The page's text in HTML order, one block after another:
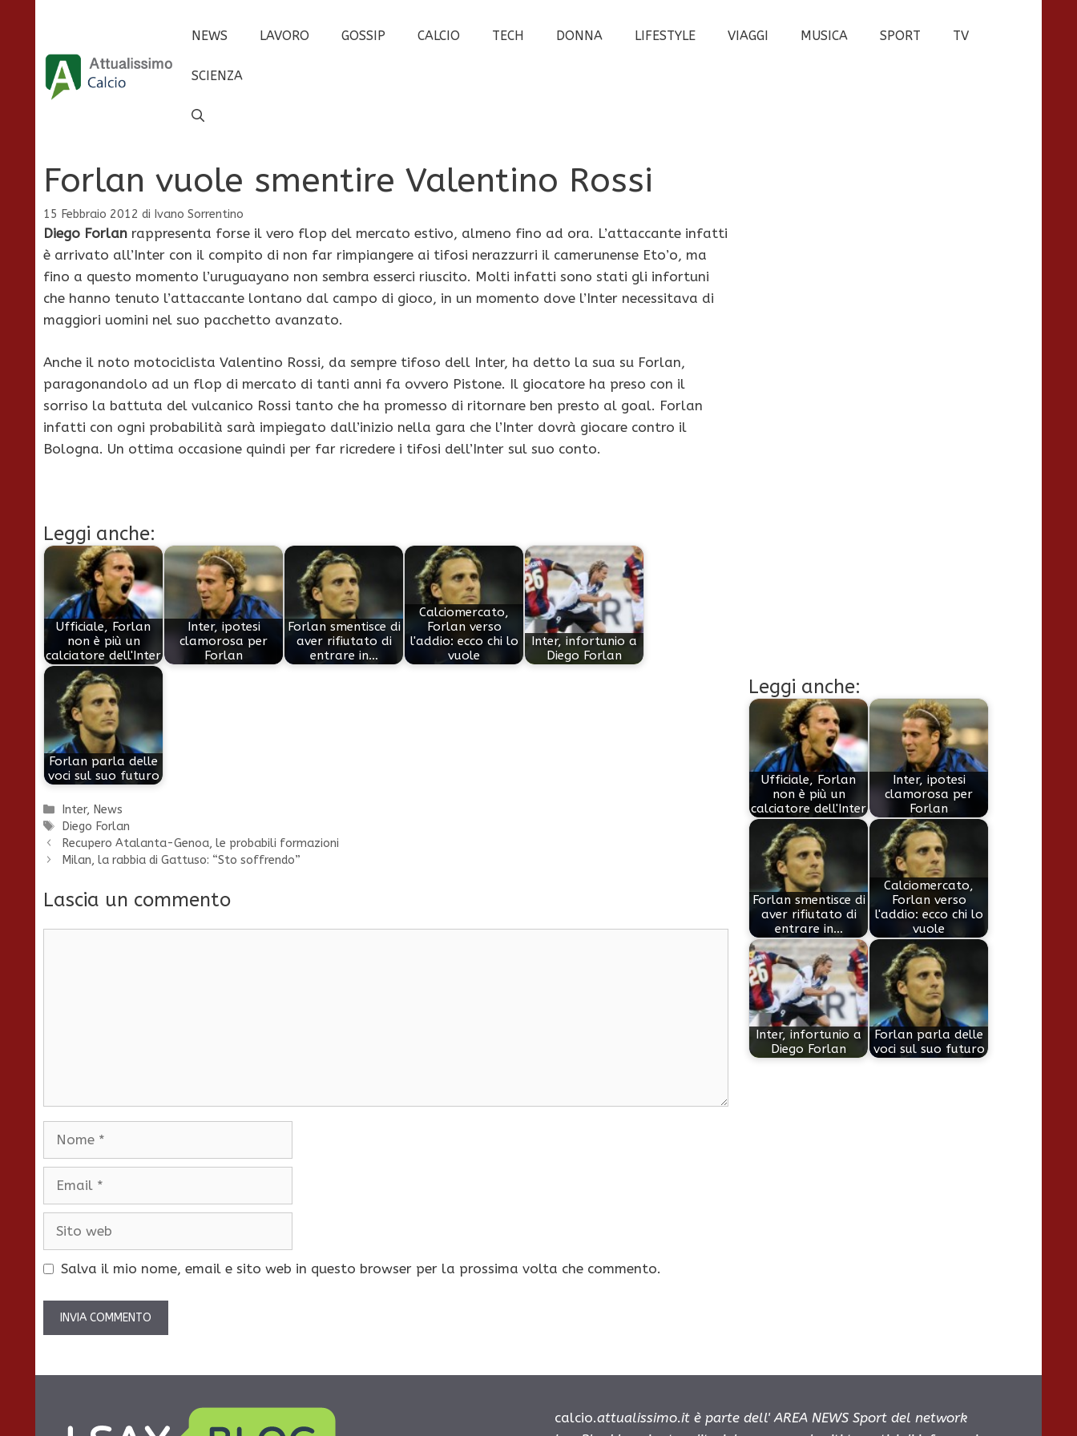
contenuto
NEWS LAVORO GOSSIP CALCIO TECH DONNA LIFESTYLE VIAGGI MUSICA SPORT TV
SCIENZA
Forlan vuole smentire Valentino Rossi
15 Febbraio 2012 di Ivano Sorrentino
Diego Forlan rappresenta forse il vero flop del mercato estivo, almeno fino ad ora. L’attaccante infatti
è arrivato all’Inter con il compito di non far rimpiangere ai tifosi nerazzurri il camerunense Eto’o, ma
fino a questo momento l’uruguayano non sembra esserci riuscito. Molti infatti sono stati gli infortuni
che hanno tenuto l’attaccante lontano dal campo di gioco, in un momento dove l’Inter necessitava di
maggiori uomini nel suo pacchetto avanzato.
Anche il noto motociclista Valentino Rossi, da sempre tifoso dell Inter, ha detto la sua su Forlan,
paragonandolo ad un flop di mercato di tanti anni fa ovvero Pistone. Il giocatore ha preso con il
sorriso la battuta del vulcanico Rossi tanto che ha promesso di ritornare ben presto al goal. Forlan
infatti con ogni probabilità sarà impiegato dall’inizio nella gara che l’Inter dovrà giocare contro il
Bologna. Un ottima occasione quindi per far ricredere i tifosi dell’Inter sul suo conto.
Leggi anche:
Ufficiale, Forlan
non è più un
calciatore dell'Inter
Inter, ipotesi
clamorosa per
Forlan
Forlan smentisce di
aver rifiutato di
entrare in…
Calciomercato,
Forlan verso
l'addio: ecco chi lo
vuole
Inter, infortunio a
Diego Forlan
Forlan parla delle
voci sul suo futuro
Categorie
Inter, News
Tag
Diego Forlan
Recupero Atalanta-Genoa, le probabili formazioni
Milan, la rabbia di Gattuso: “Sto soffrendo”
Lascia un commento
Nome
Email
Sito
Salva il mio nome, email e sito web in questo browser per la prossima volta che commento.
Leggi anche:
Ufficiale, Forlan
non è più un
calciatore dell'Inter
Inter, ipotesi
clamorosa per
Forlan
Forlan smentisce di
aver rifiutato di
entrare in…
Calciomercato,
Forlan verso
l'addio: ecco chi lo
vuole
Inter, infortunio a
Diego Forlan
Forlan parla delle
voci sul suo futuro
calcio.attualissimo.it è parte dell' AREA NEWS Sport del network